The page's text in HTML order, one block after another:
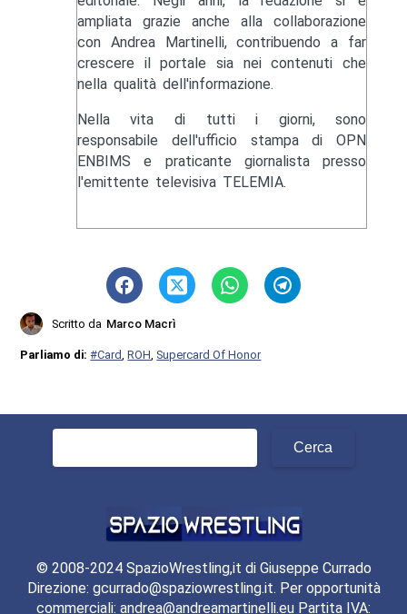
ampliata grazie anche alla collaborazione
con Andrea Martinelli, contribuendo a far
crescere il portale sia nei contenuti che
nella qualità dell'informazione.
Nella vita di tutti i giorni, sono
responsabile dell'ufficio stampa di OPN
ENBIMS e praticante giornalista presso
l'emittente televisiva TELEMIA.
Scritto da Marco Macrì
Parliamo di:#Card ,ROH ,Supercard Of Honor
© 2008-2024 SpazioWrestling,it di Giuseppe Currado
Direzione: gcurrado@spaziowrestling.it. Per opportunità
commerciali: andrea@andreamartinelli.eu Partita IVA: